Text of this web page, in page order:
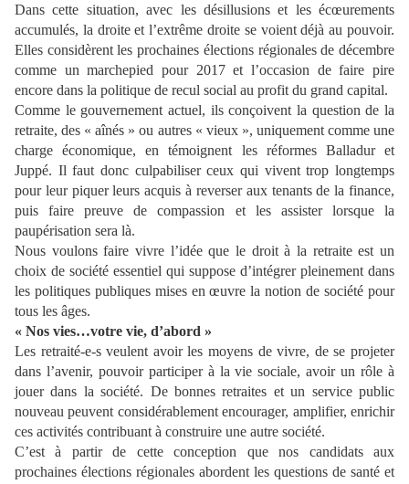
Dans cette situation, avec les désillusions et les écœurements
accumulés, la droite et l’extrême droite se voient déjà au pouvoir.
Elles considèrent les prochaines élections régionales de décembre
comme un marchepied pour 2017 et l’occasion de faire pire
encore dans la politique de recul social au profit du grand capital.
Comme le gouvernement actuel, ils conçoivent la question de la
retraite, des « aînés » ou autres « vieux », uniquement comme une
charge économique, en témoignent les réformes Balladur et
Juppé. Il faut donc culpabiliser ceux qui vivent trop longtemps
pour leur piquer leurs acquis à reverser aux tenants de la finance,
puis faire preuve de compassion et les assister lorsque la
paupérisation sera là.
Nous voulons faire vivre l’idée que le droit à la retraite est un
choix de société essentiel qui suppose d’intégrer pleinement dans
les politiques publiques mises en œuvre la notion de société pour
tous les âges.
« Nos vies…votre vie, d’abord »
Les retraité-e-s veulent avoir les moyens de vivre, de se projeter
dans l’avenir, pouvoir participer à la vie sociale, avoir un rôle à
jouer dans la société. De bonnes retraites et un service public
nouveau peuvent considérablement encourager, amplifier, enrichir
ces activités contribuant à construire une autre société.
C’est à partir de cette conception que nos candidats aux
prochaines élections régionales abordent les questions de santé et